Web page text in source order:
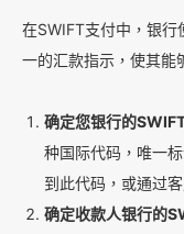
在SWIFT支付中，银行
一的汇款指示，使其能
确定您银行的
种国际代码，唯一
到此代码，或通过
确定收款人银行的